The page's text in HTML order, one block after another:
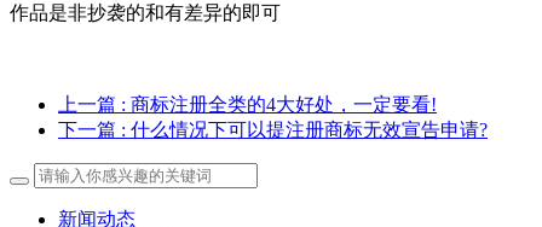
作品是非抄袭的和有差异的即可
上一篇 : 商标注册全类的4大好处，一定要看!
下一篇 : 什么情况下可以提注册商标无效宣告申请?
新闻动态